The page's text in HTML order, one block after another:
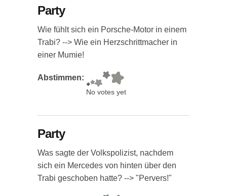
Party
Wie fühlt sich ein Porsche-Motor in einem
Trabi? --> Wie ein Herzschrittmacher in
einer Mumie!
Abstimmen:
No votes yet
Party
Was sagte der Volkspolizist, nachdem
sich ein Mercedes von hinten über den
Trabi geschoben hatte? --> "Pervers!"